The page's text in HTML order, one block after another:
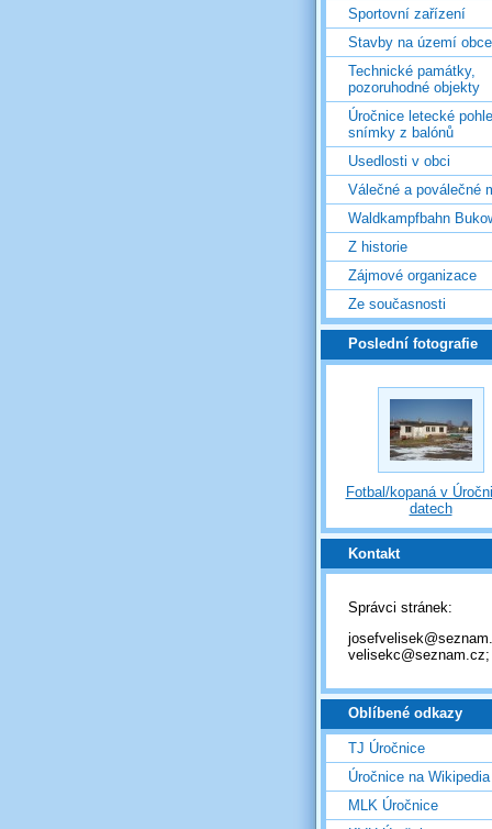
Sportovní zařízení
Stavby na území obce
Technické památky,
pozoruhodné objekty
Úročnice letecké
snímky z balónů
Usedlosti v obci
Válečné a poválečné
Waldkampfbahn
Z historie
Zájmové organizace
Ze současnosti
Poslední fotografie
Fotbal/kopaná v
datech
Kontakt
Správci stránek:
velisekc@seznam.cz;
Oblíbené odkazy
TJ Úročnice
Úročnice na Wikipedia
MLK Úročnice